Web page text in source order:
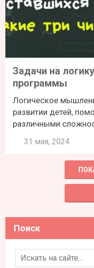
Задачи на
программы
Логическое
развитии детей,
различными
31 мая, 2024
Поиск
Search for: